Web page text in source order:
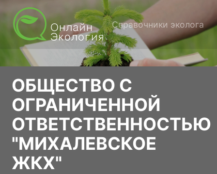
Справочники эколога
ОБЩЕСТВО С
ОГРАНИЧЕННОЙ
ОТВЕТСТВЕННОСТЬЮ
"МИХАЛЕВСКОЕ
ЖКХ"